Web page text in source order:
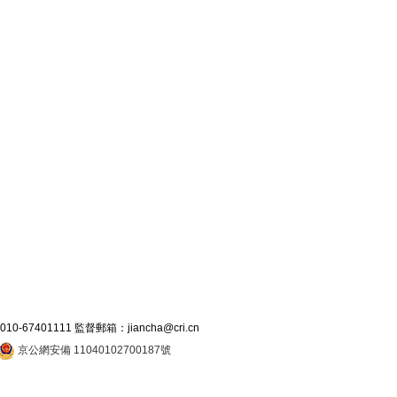
67401111 監督郵箱：jiancha@cri.cn
京公網安備 11040102700187號